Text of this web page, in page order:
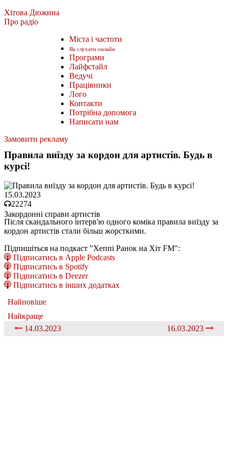
Хітова Дюжина
Про радіо
Міста і частоти
Як слухати онлайн
Програми
Лайфстайл
Ведучі
Працівники
Лого
Контакти
Потрібна допомога
Написати нам
Замовити рекламу
Правила виїзду за кордон для артистів. Будь в
курсі!
15.03.2023
22274
Закордонні справи артистів
Після скандального інтерв'ю одного коміка правила виїзду за
кордон артистів стали більш жорсткими.
Підпишіться на подкаст "Хеппі Ранок на Хіт FM":
Підписатись в Apple Podcasts
Підписатись в Spotify
Підписатись в Deezer
Підписатись в інших додатках
Найновіше
Найкраще
14.03.2023
16.03.2023